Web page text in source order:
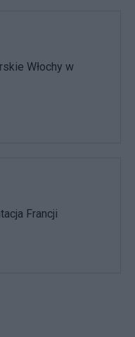
Włochy w
Francji